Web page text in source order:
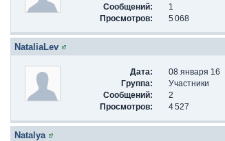
Сообщений:
1
Просмотров:
5 068
NataliaLev
Дата:
08 января 16
Группа:
Участники
Сообщений:
2
Просмотров:
4 527
Natalya